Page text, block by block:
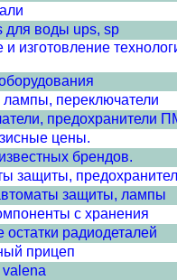
для воды ups, sp
изготовление
переключатели
предохранители
цены.
брендов.
защиты,
защиты, лампы
с хранения
остатки радиодеталей
прицеп
valena